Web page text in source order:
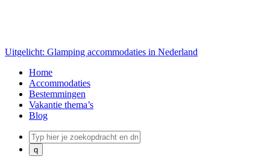
Uitgelicht: Glamping accommodaties in Nederland
Home
Accommodaties
Bestemmingen
Vakantie thema’s
Blog